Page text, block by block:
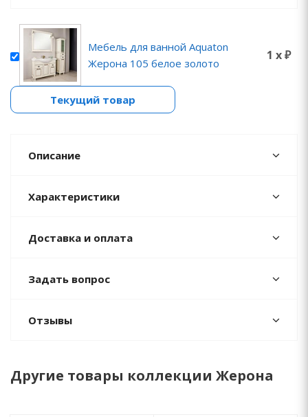
Мебель для ванной Aquaton
Жерона 105 белое золото
1 x ₽
Текущий товар
Описание
Характеристики
Доставка и оплата
Задать вопрос
Отзывы
Другие товары коллекции Жерона